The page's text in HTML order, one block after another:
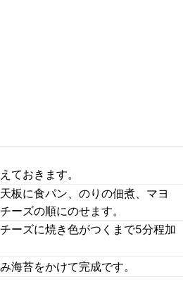
ておきます。
板に食パン、のりの佃煮、マヨ
ーズの順にのせます。
ーズに焼き色がつくまで5分程加
海苔をかけて完成です。